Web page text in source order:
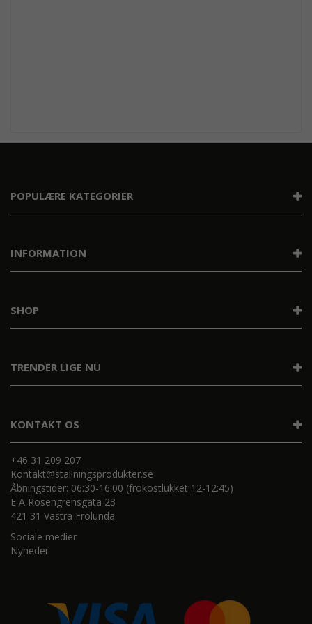
KONTAKT OS
+46 31 209 207
Kontakt@stallningsprodukter.se
Åbningstider: 06:30-16:00 (frokostlukket 12-12:45)
E A Rosengrensgata 23
421 31 Västra Frölunda
Sociale medier
Nyheder
POPULÆRE KATEGORIER
INFORMATION
TRENDER LIGE NU
SHOP